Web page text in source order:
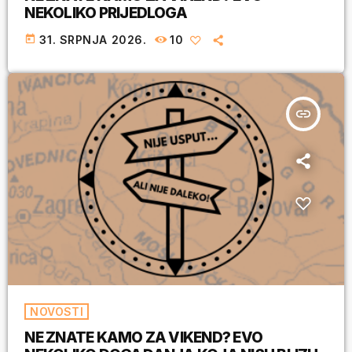
NEKOLIKO PRIJEDLOGA
today 31. SRPNJA 2026. 10
insert_link
NOVOSTI
NE ZNATE KAMO ZA VIKEND? EVO